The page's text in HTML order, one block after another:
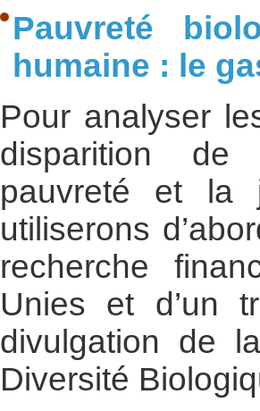
Pauvreté
humaine : le
Pour analyser
disparition
pauvreté et la
utiliserons
recherche
Unies et d’un
divulgation de
Diversité